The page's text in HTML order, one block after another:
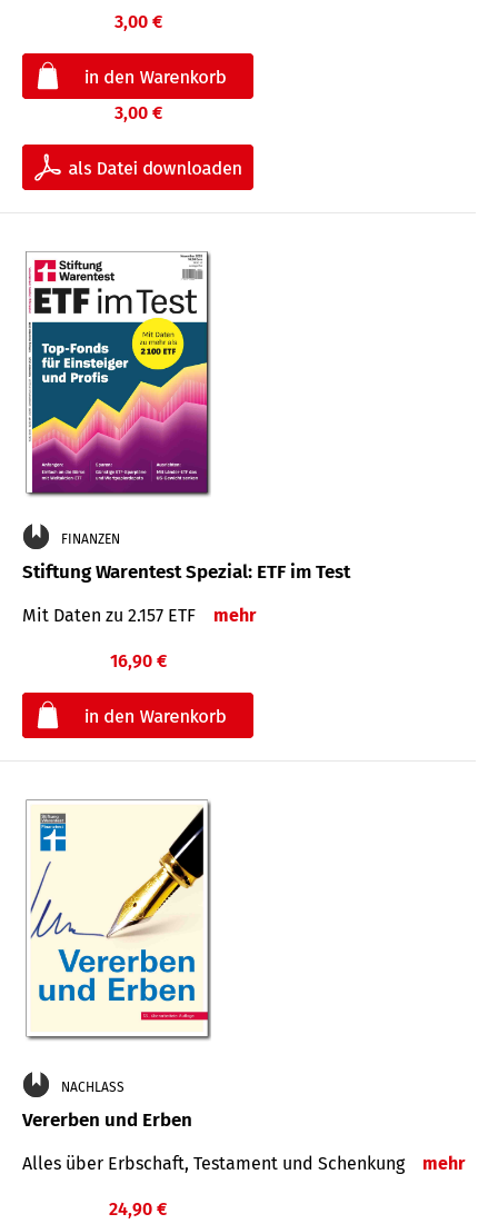
3,00 €
3,00 €
FINANZEN
Stiftung Warentest Spezial: ETF im Test
Mit Daten zu 2.157 ETF mehr
16,90 €
NACHLASS
Vererben und Erben
Alles über Erbschaft, Testament und Schenkung mehr
24,90 €